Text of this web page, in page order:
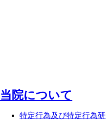
当院について
特定行為及び特定行為研